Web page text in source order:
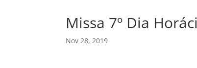
Missa 7º Dia
Nov 28, 2019